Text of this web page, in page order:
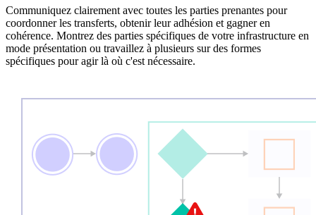
Communiquez clairement avec toutes les parties prenantes pour
coordonner les transferts, obtenir leur adhésion et gagner en
cohérence. Montrez des parties spécifiques de votre infrastructure en
mode présentation ou travaillez à plusieurs sur des formes
spécifiques pour agir là où c'est nécessaire.